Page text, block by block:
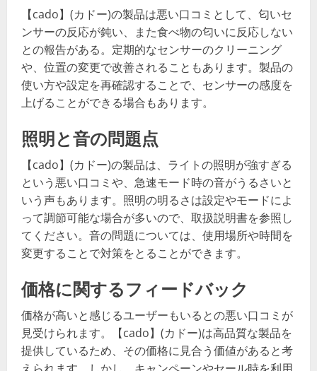
【cado】(カドー)の製品は悪い口コミとして、匂いセ
ンサーの反応が鈍い、また食べ物の匂いに反応しない
との報告がある。定期的なセンサーのクリーニング
や、位置の変更で改善されることもあります。製品の
使い方や設定を再確認することで、センサーの感度を
上げることができる場合もあります。
照明と音の問題点
【cado】(カドー)の製品は、ライトの照明が強すぎる
という悪い口コミや、急速モード時の音がうるさいと
いう声もあります。照明の明るさは設定やモードによ
って調節可能な場合が多いので、取扱説明書を参照し
てください。音の問題については、使用場所や時間を
変更することで対策をとることができます。
価格に関するフィードバック
価格が高いと感じるユーザーもいるとの悪い口コミが
見受けられます。【cado】(カドー)は高品質な製品を
提供しているため、その価格に見合う価値があると考
えられます。しかし、キャンペーンやセール時を利用